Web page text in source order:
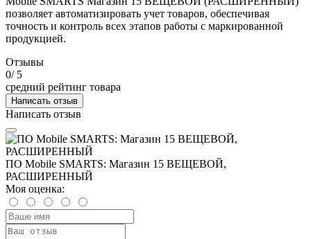
позволяет автоматизировать учет товаров, обеспечивая
точность и контроль всех этапов работы с маркированной
продукцией.
Отзывы
0/ 5
средний рейтинг товара
Написать отзыв
Написать отзыв
ПО Mobile SMARTS: Магазин 15 ВЕЩЕВОЙ,
РАСШИРЕННЫЙ
Моя оценка: